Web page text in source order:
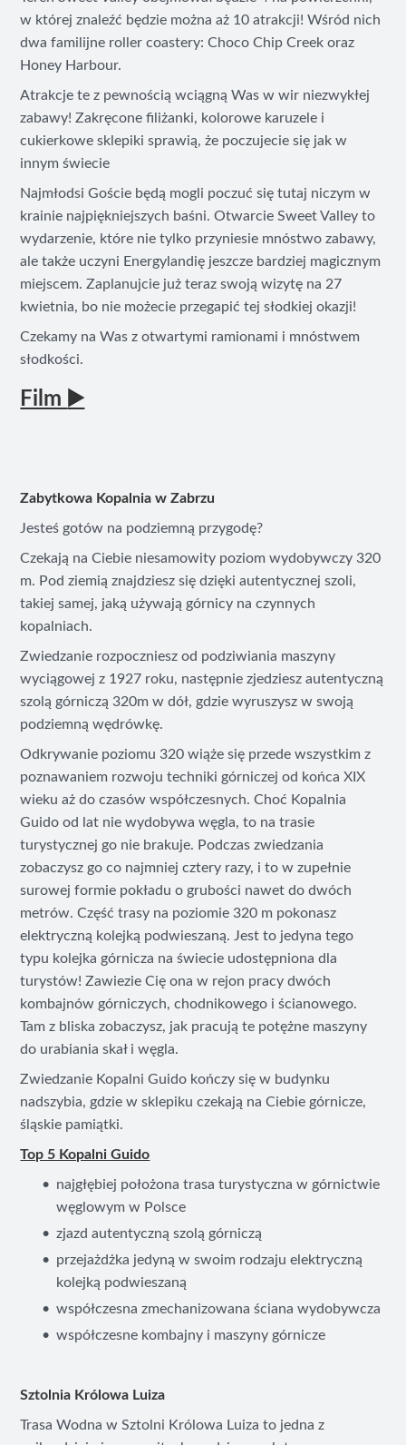
w której znaleźć będzie można aż 10 atrakcji! Wśród nich
dwa familijne roller coastery: Choco Chip Creek oraz
Honey Harbour.
Atrakcje te z pewnością wciągną Was w wir niezwykłej
zabawy! Zakręcone filiżanki, kolorowe karuzele i
cukierkowe sklepiki sprawią, że poczujecie się jak w
innym świecie
Najmłodsi Goście będą mogli poczuć się tutaj niczym w
krainie najpiękniejszych baśni. Otwarcie Sweet Valley to
wydarzenie, które nie tylko przyniesie mnóstwo zabawy,
ale także uczyni Energylandię jeszcze bardziej magicznym
miejscem. Zaplanujcie już teraz swoją wizytę na 27
kwietnia, bo nie możecie przegapić tej słodkiej okazji!
Czekamy na Was z otwartymi ramionami i mnóstwem
słodkości.
Film ▶️
Zabytkowa Kopalnia w Zabrzu
Jesteś gotów na podziemną przygodę?
Czekają na Ciebie niesamowity poziom wydobywczy 320
m. Pod ziemią znajdziesz się dzięki autentycznej szoli,
takiej samej, jaką używają górnicy na czynnych
kopalniach.
Zwiedzanie rozpoczniesz od podziwiania maszyny
wyciągowej z 1927 roku, następnie zjedziesz autentyczną
szolą górniczą 320m w dół, gdzie wyruszysz w swoją
podziemną wędrówkę.
Odkrywanie poziomu 320 wiąże się przede wszystkim z
poznawaniem rozwoju techniki górniczej od końca XIX
wieku aż do czasów współczesnych. Choć Kopalnia
Guido od lat nie wydobywa węgla, to na trasie
turystycznej go nie brakuje. Podczas zwiedzania
zobaczysz go co najmniej cztery razy, i to w zupełnie
surowej formie pokładu o grubości nawet do dwóch
metrów. Część trasy na poziomie 320 m pokonasz
elektryczną kolejką podwieszaną. Jest to jedyna tego
typu kolejka górnicza na świecie udostępniona dla
turystów! Zawiezie Cię ona w rejon pracy dwóch
kombajnów górniczych, chodnikowego i ścianowego.
Tam z bliska zobaczysz, jak pracują te potężne maszyny
do urabiania skał i węgla.
Zwiedzanie Kopalni Guido kończy się w budynku
nadszybia, gdzie w sklepiku czekają na Ciebie górnicze,
śląskie pamiątki.
Top 5 Kopalni Guido
najgłębiej położona trasa turystyczna w górnictwie
węglowym w Polsce
zjazd autentyczną szolą górniczą
przejażdżka jedyną w swoim rodzaju elektryczną
kolejką podwieszaną
współczesna zmechanizowana ściana wydobywcza
współczesne kombajny i maszyny górnicze
Sztolnia Królowa Luiza
Trasa Wodna w Sztolni Królowa Luiza to jedna z